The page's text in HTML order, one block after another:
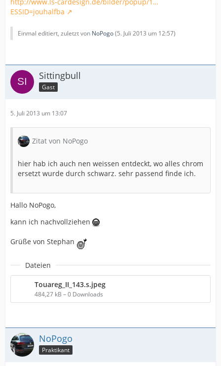
ESSID=jouhalfba
Einmal editiert, zuletzt von NoPogo(5. Juli 2013 um 12:57)
Sittingbull
Gast
5. Juli 2013 um 13:07
Zitat von NoPogo
hier hab ich auch nen weissen entdeckt, wo alles chrom
ersetzt wurde durch schwarz. sehr passend finde ich.
Hallo NoPogo,
kann ich nachvollziehen
Grüße von Stephan
Dateien
Touareg_II_143.s.jpeg
484,27 kB – 0 Downloads
NoPogo
Praktikant